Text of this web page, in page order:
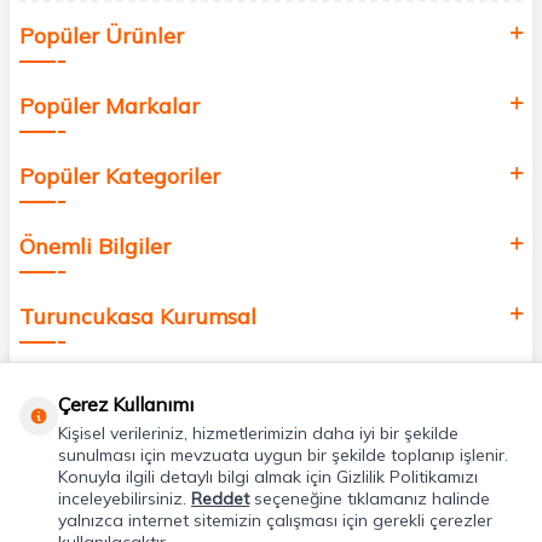
değer katmak için bize katılın!
Popüler Ürünler
Popüler Markalar
Popüler Kategoriler
Önemli Bilgiler
Turuncukasa Kurumsal
Uygulamalarımız
Adres & İletişim
Çerez Kullanımı
Kişisel verileriniz, hizmetlerimizin daha iyi bir şekilde
sunulması için mevzuata uygun bir şekilde toplanıp işlenir.
Konuyla ilgili detaylı bilgi almak için Gizlilik Politikamızı
inceleyebilirsiniz. Reddetseçeneğine tıklamanız halinde
yalnızca internet sitemizin çalışması için gerekli çerezler